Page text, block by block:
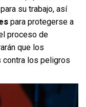
para su trabajo, así
para protegerse a
proceso de
que los
los peligros